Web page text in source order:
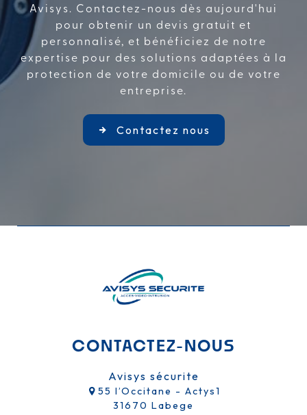
Avisys. Contactez-nous dès aujourd'hui
pour obtenir un devis gratuit et
personnalisé, et bénéficiez de notre
expertise pour des solutions adaptées à la
protection de votre domicile ou de votre
entreprise.
Contactez nous
CONTACTEZ-NOUS
Avisys sécurite
55 l’Occitane - Actys1
31670 Labege